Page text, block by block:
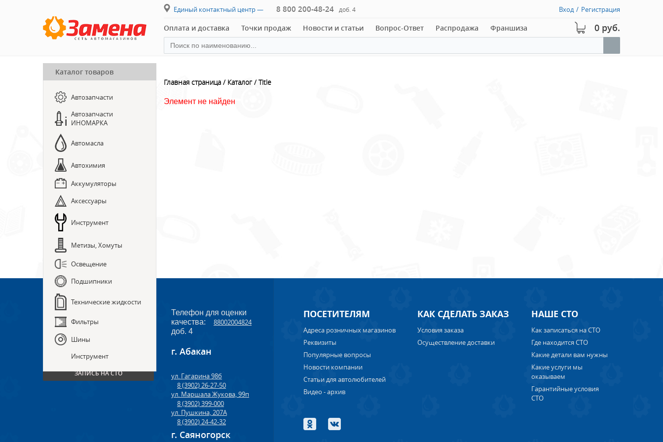
Единый контактный центр — 8 800 200-48-24 доб. 4 Вход / Регистрация
Оплата и доставка Точки продаж Новости и статьи Вопрос-Ответ Распродажа Франшиза 0 руб.
ПРЕДЗАКАЗ ЗАПЧАСТЕЙ
ЗАПИСЬ НА СТО
Каталог товаров
Автозапчасти
Автозапчасти
ИНОМАРКА
Автомасла
Автохимия
Аккумуляторы
Аксессуары
Инструмент
Метизы, Хомуты
Освещение
Подшипники
Технические жидкости
Фильтры
Шины
Инструмент
Главная страница Каталог Title
Элемент не найден
ПРЕДЗАКАЗ ЗАПЧАСТЕЙ
ЗАПИСЬ НА СТО
Телефон для оценки
качества:
88002004824
доб. 4
г. Абакан
ул. Гагарина 98б
8 (3902) 26-27-50
ул. Маршала Жукова, 99п
8 (3902) 399-000
ул. Пушкина, 207А
8 (3902) 24-42-32
г. Саяногорск
ПОСЕТИТЕЛЯМ
Адреса розничных магазинов
Реквизиты
Популярные вопросы
Новости компании
Статьи для автолюбителей
Видео - архив
КАК СДЕЛАТЬ ЗАКАЗ
Условия заказа
Осуществление доставки
НАШЕ СТО
Как записаться на СТО
Где находится СТО
Какие детали вам нужны
Какие услуги мы
оказываем
Гарантийные условия
СТО